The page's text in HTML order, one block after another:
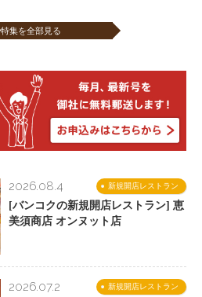
特集を全部見る
新規開店レストラン
2026.08.4
[バンコクの新規開店レストラン] 恵
美須商店 オンヌット店
新規開店レストラン
2026.07.2